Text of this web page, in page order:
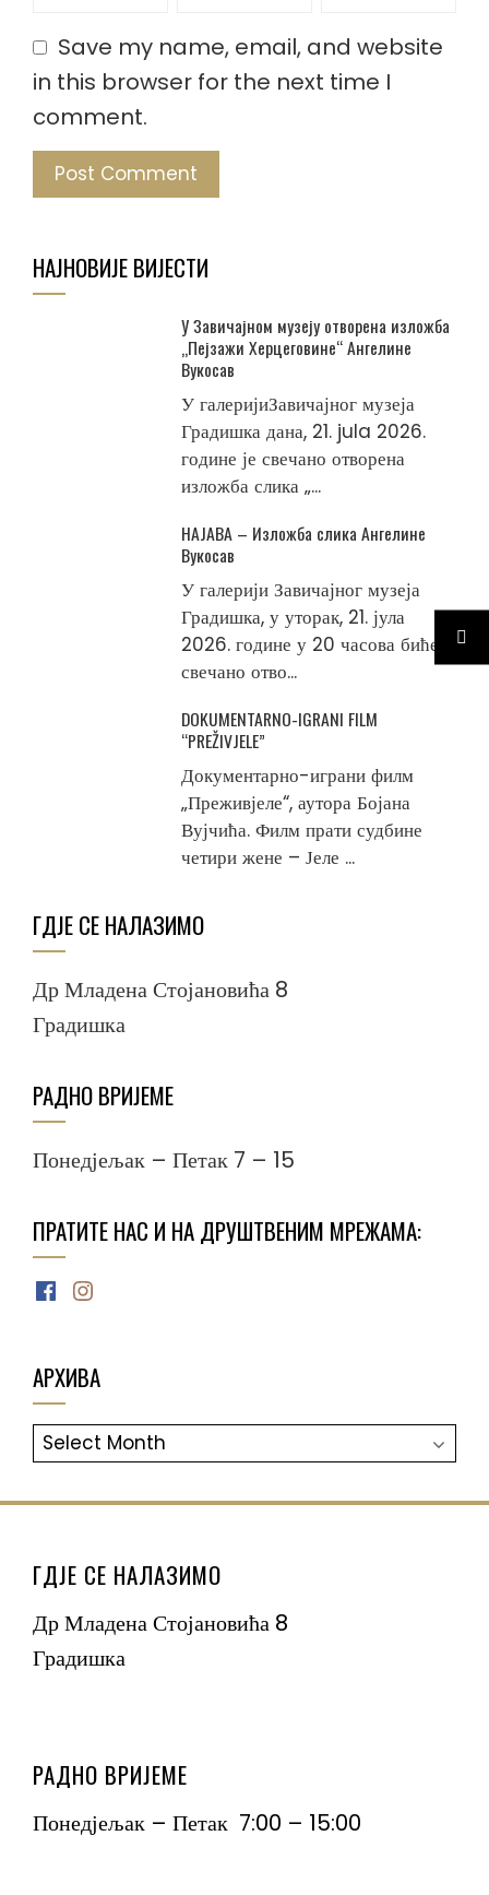
Save my name, email, and website
in this browser for the next time I
comment.
НАЈНОВИЈЕ ВИЈЕСТИ
У Завичајном музеју отворена изложба
„Пејзажи Херцеговине“ Ангелине
Вукосав
У галеријиЗавичајног музеја
Градишка дана, 21. jula 2026.
године је свечано отворена
изложба слика „...
НАЈАВА – Изложба слика Ангелине
Вукосав
У галерији Завичајног музеја
Градишка, у уторак, 21. јула
2026. године у 20 часова биће
свечано отво...
DOKUMENTARNO-IGRANI FILM
“PREŽIVJELE”
Документарно-играни филм
„Преживјеле“, аутора Бојана
Вујчића. Филм прати судбине
четири жене – Јеле ...
ГДЈЕ СЕ НАЛАЗИМО
Др Младена Стојановића 8
Градишка
РАДНО ВРИЈЕМЕ
Понедјељак – Петак 7 – 15
ПРАТИТЕ НАС И НА ДРУШТВЕНИМ МРЕЖАМА:
Facebook
Instagram
АРХИВА
АРХИВА
ГДЈЕ СЕ НАЛАЗИМО
Др Младена Стојановића 8
Градишка
РАДНО ВРИЈЕМЕ
Понедјељак – Петак 7:00 – 15:00